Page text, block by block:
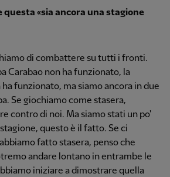
questa «sia ancora una stagione
di combattere su tutti i fronti.
Carabao non ha funzionato, la
funzionato, ma siamo ancora in due
Se giochiamo come stasera,
contro di noi. Ma siamo stati un po'
questo è il fatto. Se ci
fatto stasera, penso che
andare lontano in entrambe le
iniziare a dimostrare quella